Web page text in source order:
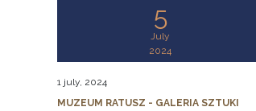
5
July
2024
1 july, 2024
MUZEUM RATUSZ - GALERIA SZTUKI